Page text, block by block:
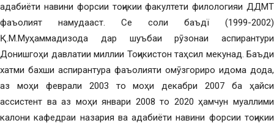
адабиёти навини форсии тоҷикии факултети филологияи ДДМТ
фаъолият намудааст. Се соли баъдї (1999-2002)
Қ.М.Муҳаммадизода дар шуъбаи рӯзонаи аспирантури
Донишгоҳи давлатии миллии Тоҷикистон таҳсил мекунад. Баъди
хатми бахши аспирантура фаъолияти омӯзгориро идома дода,
аз моҳи феврали 2003 то моҳи декабри 2007 ба ҳайси
ассистент ва аз моҳи январи 2008 то 2020 ҳамчун муаллими
калони кафедраи назария ва адабиёти навини форсии тоҷикии